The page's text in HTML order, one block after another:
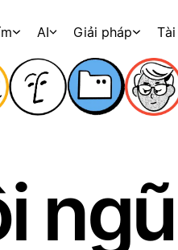
AI Giải pháp